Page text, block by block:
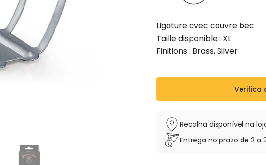
Ligature avec couvre bec
Taille disponible : XL
Finitions : Brass, Silver
Verifica
Recolha disponível na
Entrega no prazo de 2 a